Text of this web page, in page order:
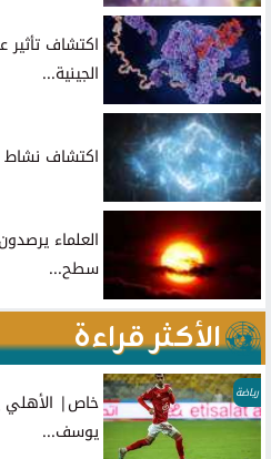
اكتشاف تأثير
الجينية...
اكتشاف
العلماء
سطح...
الأكثر قراءة
رياضة
خاص| الأهلي
يوسف...